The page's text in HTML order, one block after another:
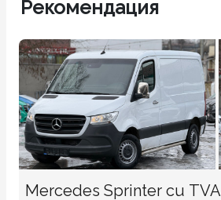
Рекомендация
Mercedes Sprinter cu TVA